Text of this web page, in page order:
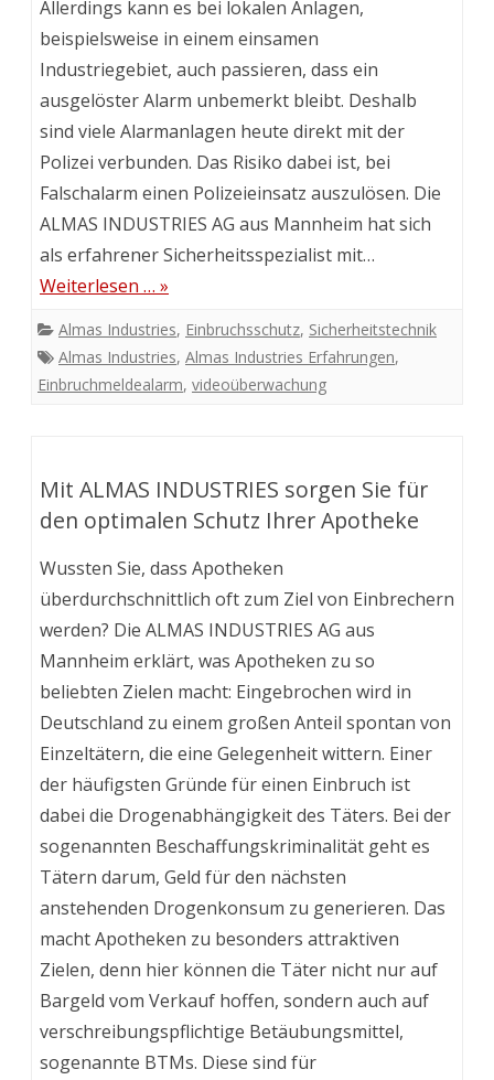
Allerdings kann es bei lokalen Anlagen,
beispielsweise in einem einsamen
Industriegebiet, auch passieren, dass ein
ausgelöster Alarm unbemerkt bleibt. Deshalb
sind viele Alarmanlagen heute direkt mit der
Polizei verbunden. Das Risiko dabei ist, bei
Falschalarm einen Polizeieinsatz auszulösen. Die
ALMAS INDUSTRIES AG aus Mannheim hat sich
als erfahrener Sicherheitsspezialist mit…
Weiterlesen … »
Almas Industries, Einbruchsschutz, Sicherheitstechnik
Almas Industries, Almas Industries Erfahrungen,
Einbruchmeldealarm, videoüberwachung
Mit ALMAS INDUSTRIES sorgen Sie für
den optimalen Schutz Ihrer Apotheke
Wussten Sie, dass Apotheken
überdurchschnittlich oft zum Ziel von Einbrechern
werden? Die ALMAS INDUSTRIES AG aus
Mannheim erklärt, was Apotheken zu so
beliebten Zielen macht: Eingebrochen wird in
Deutschland zu einem großen Anteil spontan von
Einzeltätern, die eine Gelegenheit wittern. Einer
der häufigsten Gründe für einen Einbruch ist
dabei die Drogenabhängigkeit des Täters. Bei der
sogenannten Beschaffungskriminalität geht es
Tätern darum, Geld für den nächsten
anstehenden Drogenkonsum zu generieren. Das
macht Apotheken zu besonders attraktiven
Zielen, denn hier können die Täter nicht nur auf
Bargeld vom Verkauf hoffen, sondern auch auf
verschreibungspflichtige Betäubungsmittel,
sogenannte BTMs. Diese sind für